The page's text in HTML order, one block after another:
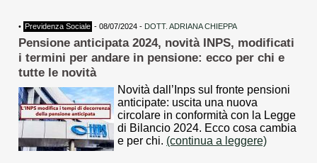
• Previdenza Sociale - 08/07/2024 - DOTT. ADRIANA CHIEPPA
Pensione anticipata 2024, novità INPS, modificati
i termini per andare in pensione: ecco per chi e
tutte le novità
Novità dall’Inps sul fronte pensioni
anticipate: uscita una nuova
circolare in conformità con la Legge
di Bilancio 2024. Ecco cosa cambia
e per chi. (continua a leggere)